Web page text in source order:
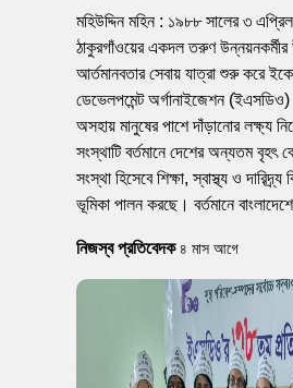
মহিউদ্দিন মহিন : ১৯৮৮ সালের ৩
ঠাকুরগাঁওয়ের একদল তরুণ
আর্তমানবতার সেবায় যাত্রা শুরু করে
ডেভেলপমেন্ট অর্গানাইজেশন
অসহায় মানুষের পাশে দাঁড়ানোর লক্ষ্য
সংস্থাটি বর্তমানে দেশের অন্যতম বৃহৎ
সংস্থা হিসেবে শিক্ষা, স্বাস্থ্য ও
ভূমিকা পালন করছে। বর্তমানে
নিজস্ব প্রতিবেদক ৪ মাস আগে